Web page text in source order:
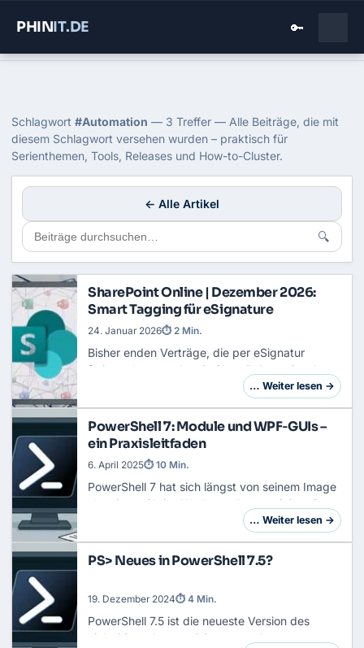
PHINIT.DE 🔑
Tag: Automation
Schlagwort #Automation — 3 Treffer — Alle Beiträge, die mit
diesem Schlagwort versehen wurden – praktisch für
Serienthemen, Tools, Releases und How-to-Cluster.
← Alle Artikel
🔍
SharePoint Online | Dezember 2026:
Smart Tagging für eSignature
Bisher enden Verträge, die per eSignatur
freigegeben wurden, in SharePoint meist als
unstrukturierte PDF-Dateien. Um deren
oder Comp…
24. Januar 2026⏱ 2 Min.
… Weiter lesen →
PowerShell 7: Module und WPF‑GUIs –
ein Praxisleitfaden
PowerShell 7 hat sich längst von seinem Image
als reines „Skript‑Werkzeug“ emanzipiert. Dank
Open Source, dem Sprung auf .NET Core und
6. April 2025⏱ 10 Min.
… Weiter lesen →
PS> Neues in PowerShell 7.5?
PowerShell 7.5 ist die neueste Version des
vielseitigen Automatisierungstools von
19. Dezember 2024⏱ 4 Min.